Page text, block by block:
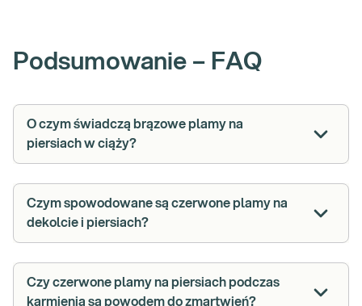
Podsumowanie – FAQ
O czym świadczą brązowe plamy na
piersiach w ciąży?
Czym spowodowane są czerwone plamy na
dekolcie i piersiach?
Czy czerwone plamy na piersiach podczas
karmienia są powodem do zmartwień?